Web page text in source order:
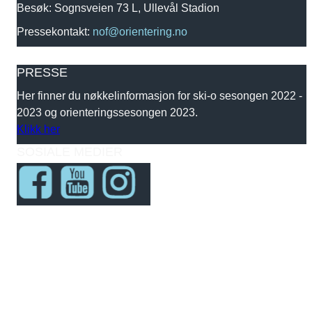
Besøk: Sognsveien 73 L, Ullevål Stadion
Pressekontakt: nof@orientering.no
PRESSE
Her finner du nøkkelinformasjon for ski-o sesongen 2022 -
2023 og orienteringssesongen 2023.
Klikk her